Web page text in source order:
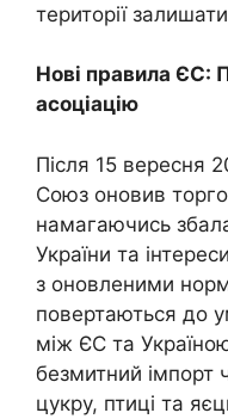
території
Нові правила ЄС:
асоціацію
Після 15 вересня
Союз оновив
намагаючись
України та
з оновленими
повертаються до
між ЄС та
безмитний імпорт
цукру, птиці та